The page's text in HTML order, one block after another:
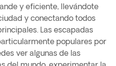
y eficiente, llevándote
y conectando todos
Las escapadas
populares por
ver algunas de las